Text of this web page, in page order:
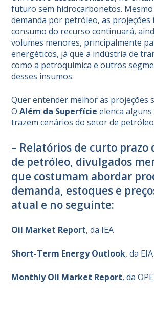
futuro sem hidrocarbonetos. Mesmo
demanda por petróleo, as projeções
consumo do recurso continuará,
volumes menores, principalmente
energéticos, já que a indústria de
como a petroquímica e outros
desses insumos.
Quer entender melhor as projeções
OAlém da Superfície elenca
trazem cenários do setor de
– Relatórios de curto prazo
de petróleo, divulgados
que costumam abordar
demanda, estoques e
atual e no seguinte:
Oil Market Report, da IEA
Short-Term Energy Outlook, da EIA
Monthly Oil Market Report, da